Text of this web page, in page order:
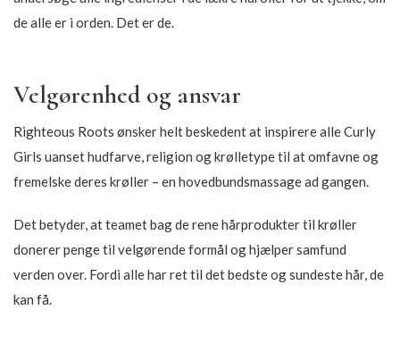
de alle er i orden. Det er de.
Velgørenhed og ansvar
Righteous Roots ønsker helt beskedent at inspirere alle Curly
Girls uanset hudfarve, religion og krølletype til at omfavne og
fremelske deres krøller – en hovedbundsmassage ad gangen.
Det betyder, at teamet bag de rene hårprodukter til krøller
donerer penge til velgørende formål og hjælper samfund
verden over. Fordi alle har ret til det bedste og sundeste hår, de
kan få.